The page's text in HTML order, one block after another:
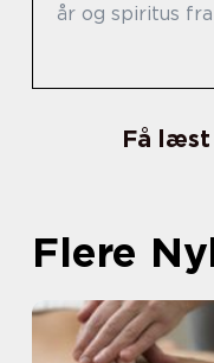
år og spiritus fra
Få
Flere